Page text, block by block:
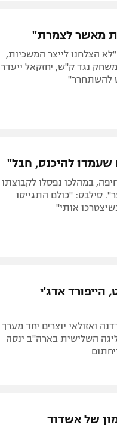
מאשר לצמרת"
הצלחנו לייצר המשכיות,
נגד ק"ש, יחזקאל ייעדר
להשתחרר"
שעמדו להיכנס, חבל"
במהלכו נפסלו לקבוצתו
סילבס: "כולם התגייסו
אותי"
הייפורד אדג'י
ואזולאי יוצרים יחד מערך
הגנאי ששיחק בליגה השלישית בארה"ב ינסה
של אשדוד